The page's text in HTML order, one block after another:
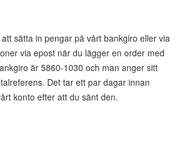
sätta in pengar på vårt bankgiro eller via
via epost när du lägger en order med
är 5860-1030 och man anger sitt
Det tar ett par dagar innan
konto efter att du sänt den.